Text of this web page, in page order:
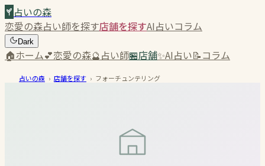
占いの森
恋愛の森占い師を探す店舗を探すAI占いコラム
Dark
🏠ホーム💕恋愛の森🔮占い師🏪店舗✨AI占い📝コラム
占いの森 › 店舗を探す › フォーチュンテリング